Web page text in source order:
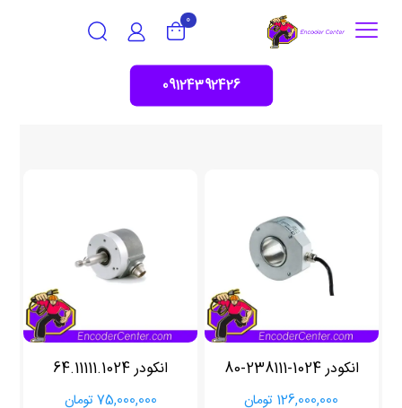
0
09124392426
انکودر 1024-238111-80
126,000,000 تومان
انکودر 64.11111.1024
75,000,000تومان